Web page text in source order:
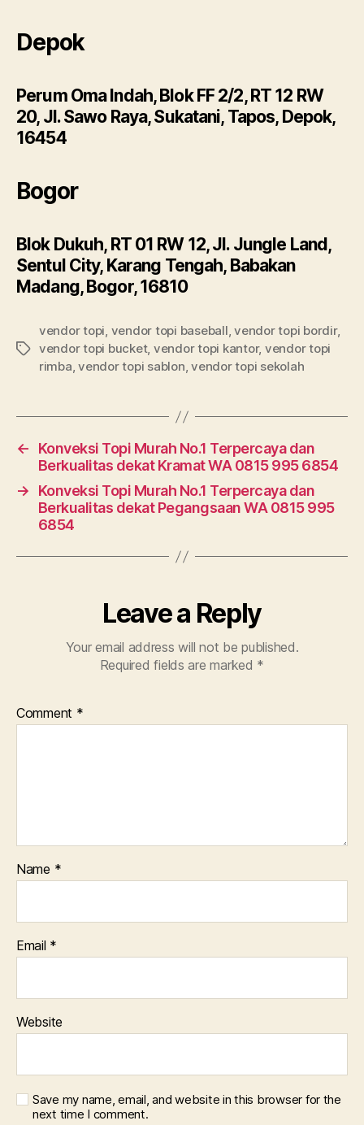
Depok
Perum Oma Indah, Blok FF 2/2, RT 12 RW
20, Jl. Sawo Raya, Sukatani, Tapos, Depok,
16454
Bogor
Blok Dukuh, RT 01 RW 12, Jl. Jungle Land,
Sentul City, Karang Tengah, Babakan
Madang, Bogor, 16810
Tags
vendor topi, vendor topi baseball,vendor topi bordir,
vendor topi bucket, vendor topi kantor, vendor topi
rimba,vendor topi sablon,vendor topi sekolah
←
Konveksi Topi Murah No.1 Terpercaya dan
Berkualitas dekat Kramat WA 0815 995 6854
→
Konveksi Topi Murah No.1 Terpercaya dan
Berkualitas dekat Pegangsaan WA 0815 995
6854
Leave a Reply
Your email address will not be published.
Required fields are marked *
Comment *
Name *
Email *
Website
Save my name, email, and website in this browser for the
next time I comment.